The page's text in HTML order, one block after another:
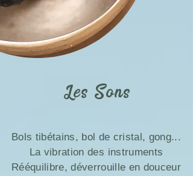
Les Sons
Bols tibétains, bol de cristal, gong...
La vibration des instruments
Rééquilibre, déverrouille en douceur